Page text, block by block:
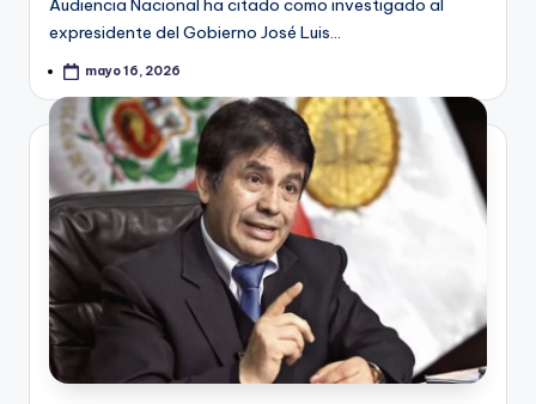
Audiencia Nacional ha citado como investigado al
expresidente del Gobierno José Luis…
mayo 16, 2026